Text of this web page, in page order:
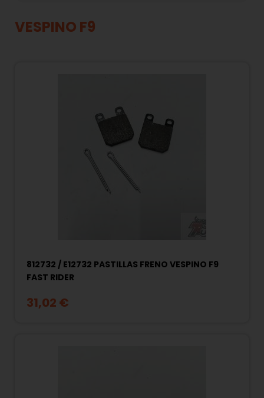
VESPINO F9
812732 / E12732 PASTILLAS FRENO VESPINO F9
FAST RIDER
31,02 €